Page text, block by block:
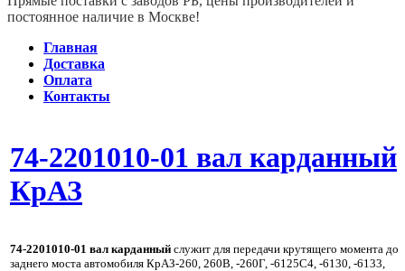
постоянное наличие в Москве!
Главная
Доставка
Оплата
Контакты
74-2201010-01 вал карданный
КрАЗ
74-2201010-01 вал карданный служит для передачи крутящего момента до
заднего моста автомобиля КрАЗ-260, 260В, -260Г, -6125С4, -6130, -6133,